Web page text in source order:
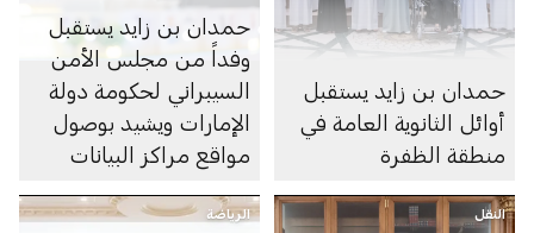
حمدان بن زايد يستقبل
أوائل الثانوية العامة في
منطقة الظفرة
حمدان بن زايد يستقبل
وفداً من مجلس الأمن
السيبراني لحكومة دولة
الإمارات ويشيد بوصول
مواقع مراكز البيانات
إلى منطقة الظفرة
النقل الرياضة